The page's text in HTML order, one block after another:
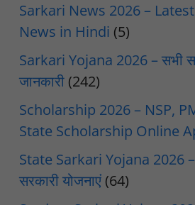
Sarkari News 2026 –
News in Hindi (5)
Sarkari Yojana 2026 – सभी
जानकारी (242)
Scholarship 2026 – NSP,
State Scholarship Online
State Sarkari Yojana 2026 –
सरकारी योजनाएं (64)